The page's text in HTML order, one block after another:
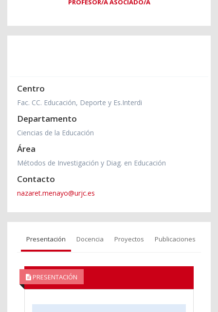
PROFESOR/A ASOCIADO/A
Centro
Fac. CC. Educación, Deporte y Es.Interdi
Departamento
Ciencias de la Educación
Área
Métodos de Investigación y Diag. en Educación
Contacto
nazaret.menayo@urjc.es
Presentación Docencia Proyectos Publicaciones
PRESENTACIÓN